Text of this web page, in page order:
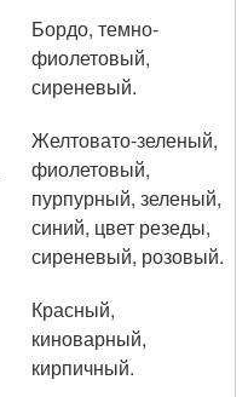
Бордо, темно-
фиолетовый,
сиреневый.
Желтовато-зеленый,
фиолетовый,
пурпурный, зеленый,
синий, цвет резеды,
сиреневый, розовый.
Красный,
киноварный,
кирпичный.